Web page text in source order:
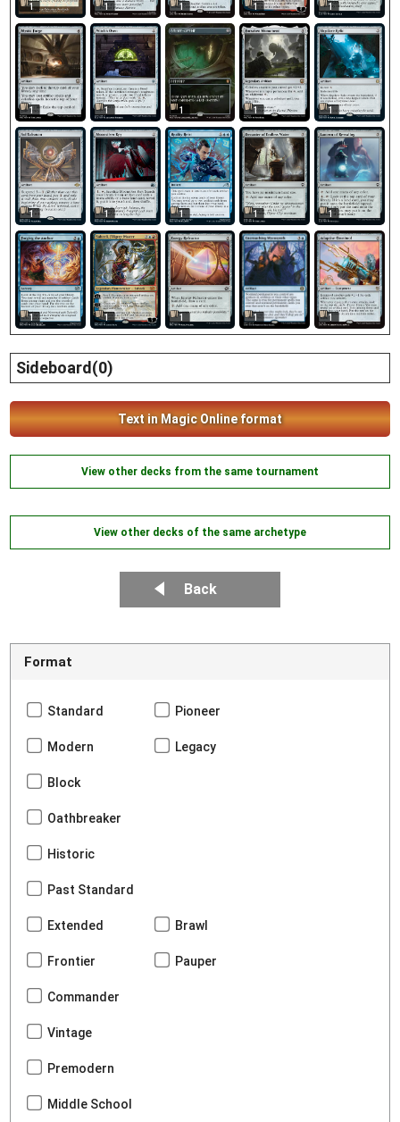
1 1 1 1 1
1 1 1 1 1
1 1 1 1 1
1 1 1 1 1
Sideboard(0)
Text in Magic Online format
View other decks from the same tournament
View other decks of the same archetype
Back
Format
Standard Pioneer
Modern Legacy
Block
Oathbreaker
Historic
Past Standard
Extended Brawl
Frontier Pauper
Commander
Vintage
Premodern
Middle School